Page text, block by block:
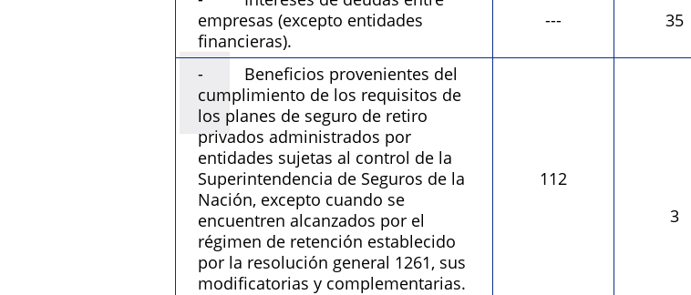
empresas (excepto entidades
financieras).
--- 35
- Beneficios provenientes del
cumplimiento de los requisitos de
los planes de seguro de retiro
privados administrados por
entidades sujetas al control de la
Superintendencia de Seguros de la
Nación, excepto cuando se
encuentren alcanzados por el
régimen de retención establecido
por la resolución general 1261, sus
modificatorias y complementarias.
112
3